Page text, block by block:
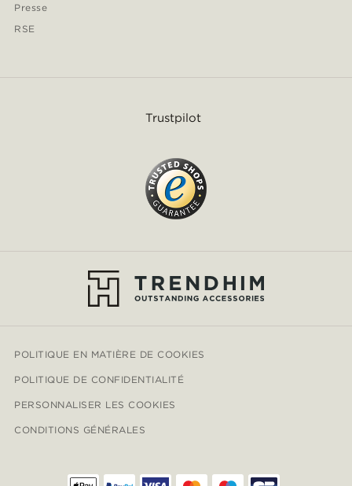
Presse
RSE
Trustpilot
POLITIQUE EN MATIÈRE DE COOKIES
POLITIQUE DE CONFIDENTIALITÉ
PERSONNALISER LES COOKIES
CONDITIONS GÉNÉRALES